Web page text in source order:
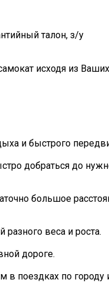
талон, з/у
исходя из
и быстрого
добраться до
большое
веса и роста.
дороге.
в поездках по городу